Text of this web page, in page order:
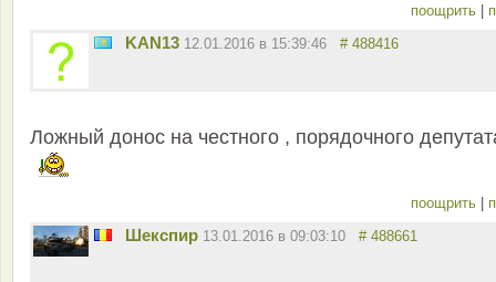
поощрить |
KAN13 12.01.2016 в 15:39:46 # 488416
Ложный донос на честного , порядочного
поощрить |
Шекспир 13.01.2016 в 09:03:10 # 488661